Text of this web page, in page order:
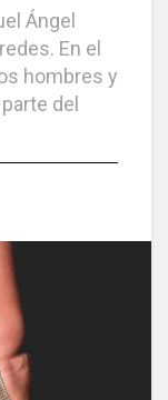
Ángel
En el
hombres y
del